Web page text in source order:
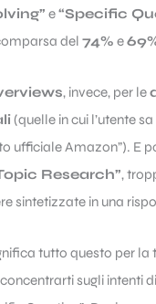
e“Specific
del 74% e
, invece, per le
(quelle in cui l’utente
ufficiale Amazon”). E
Research”,
sintetizzate in una
tutto questo per la
sugli intenti